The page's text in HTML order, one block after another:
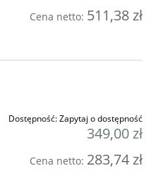
Cena netto: 511,38 zł
Dostępność:Zapytaj o dostępność
349,00 zł
Cena netto: 283,74 zł